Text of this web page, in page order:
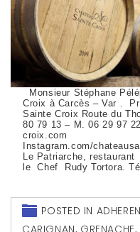
Monsieur Stéphane
Croix à Carcès – Var .
Sainte Croix Route du
80 79 13 – M. 06 29 97
croix.com
Instagram.com/
Le Patriarche,
le Chef Rudy Tortora.
POSTED IN